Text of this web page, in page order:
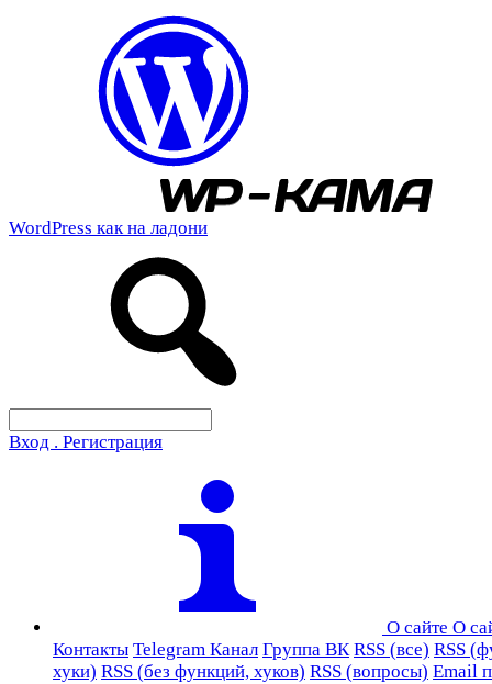
WordPress как на ладони
Вход . Регистрация
О сайте О
Контакты Telegram Канал Группа ВК RSS (все) RSS
хуки) RSS (без функций, хуков) RSS (вопросы) Email